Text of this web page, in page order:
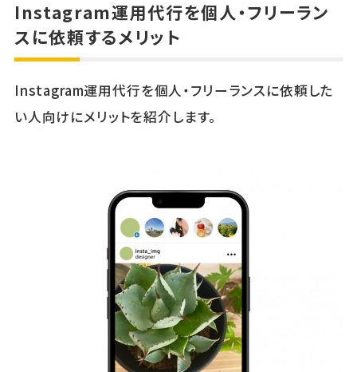
Instagram運用代行を個人・フリーラン
スに依頼するメリット
Instagram運用代行を個人・フリーランスに依頼した
い人向けにメリットを紹介します。